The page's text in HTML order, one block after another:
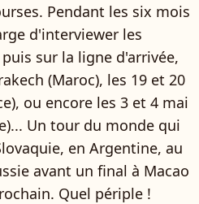
Pendant les six mois
d'interviewer les
sur la ligne d'arrivée,
(Maroc), les 19 et 20
ou encore les 3 et 4 mai
Un tour du monde qui
en Argentine, au
avant un final à Macao
Quel périple !